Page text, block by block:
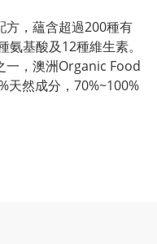
方，蘊含超過200種有
基酸及12種維生素。
一，澳洲Organic Food
天然成分，70%~100%